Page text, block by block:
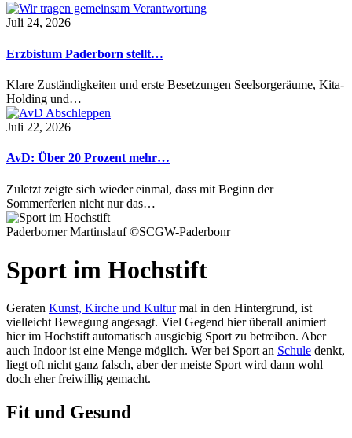
Juli 24, 2026
Erzbistum Paderborn stellt…
Klare Zuständigkeiten und erste Besetzungen Seelsorgeräume, Kita-
Holding und…
Juli 22, 2026
AvD: Über 20 Prozent mehr…
Zuletzt zeigte sich wieder einmal, dass mit Beginn der
Sommerferien nicht nur das…
Paderborner Martinslauf ©SCGW-Paderbonr
Sport im Hochstift
Geraten Kunst, Kirche und Kulturmal in den Hintergrund, ist
vielleicht Bewegung angesagt. Viel Gegend hier überall animiert
hier im Hochstift automatisch ausgiebig Sport zu betreiben. Aber
auch Indoor ist eine Menge möglich. Wer bei Sport an Schule denkt,
liegt oft nicht ganz falsch, aber der meiste Sport wird dann wohl
doch eher freiwillig gemacht.
Fit und Gesund